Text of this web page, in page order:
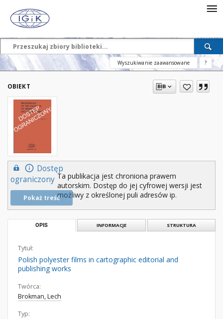
Wyszukiwanie zaawansowane ?
OBIEKT
Dostęp
ograniczony
Pokaż treść
Ta publikacja jest chroniona prawem
autorskim. Dostęp do jej cyfrowej wersji jest
możliwy z określonej puli adresów ip.
OPIS INFORMACJE STRUKTURA
Tytuł:
Polish polyester films in cartographic editorial and
publishing works
Twórca:
Brokman, Lech
Typ: